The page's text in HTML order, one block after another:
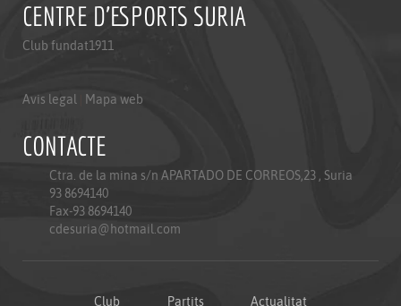
CENTRE D'ESPORTS SURIA
Club fundat1911
Avis legal Mapa web
CONTACTE
Ctra. de la mina s/n APARTADO DE CORREOS,23 , Suria
93 8694140
Fax-93 8694140
cdesuria@hotmail.com
Club Partits Actualitat